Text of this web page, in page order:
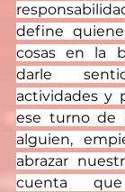
define
cosas en la
darle
actividades y
ese turno de
alguien,
abrazar
cuenta